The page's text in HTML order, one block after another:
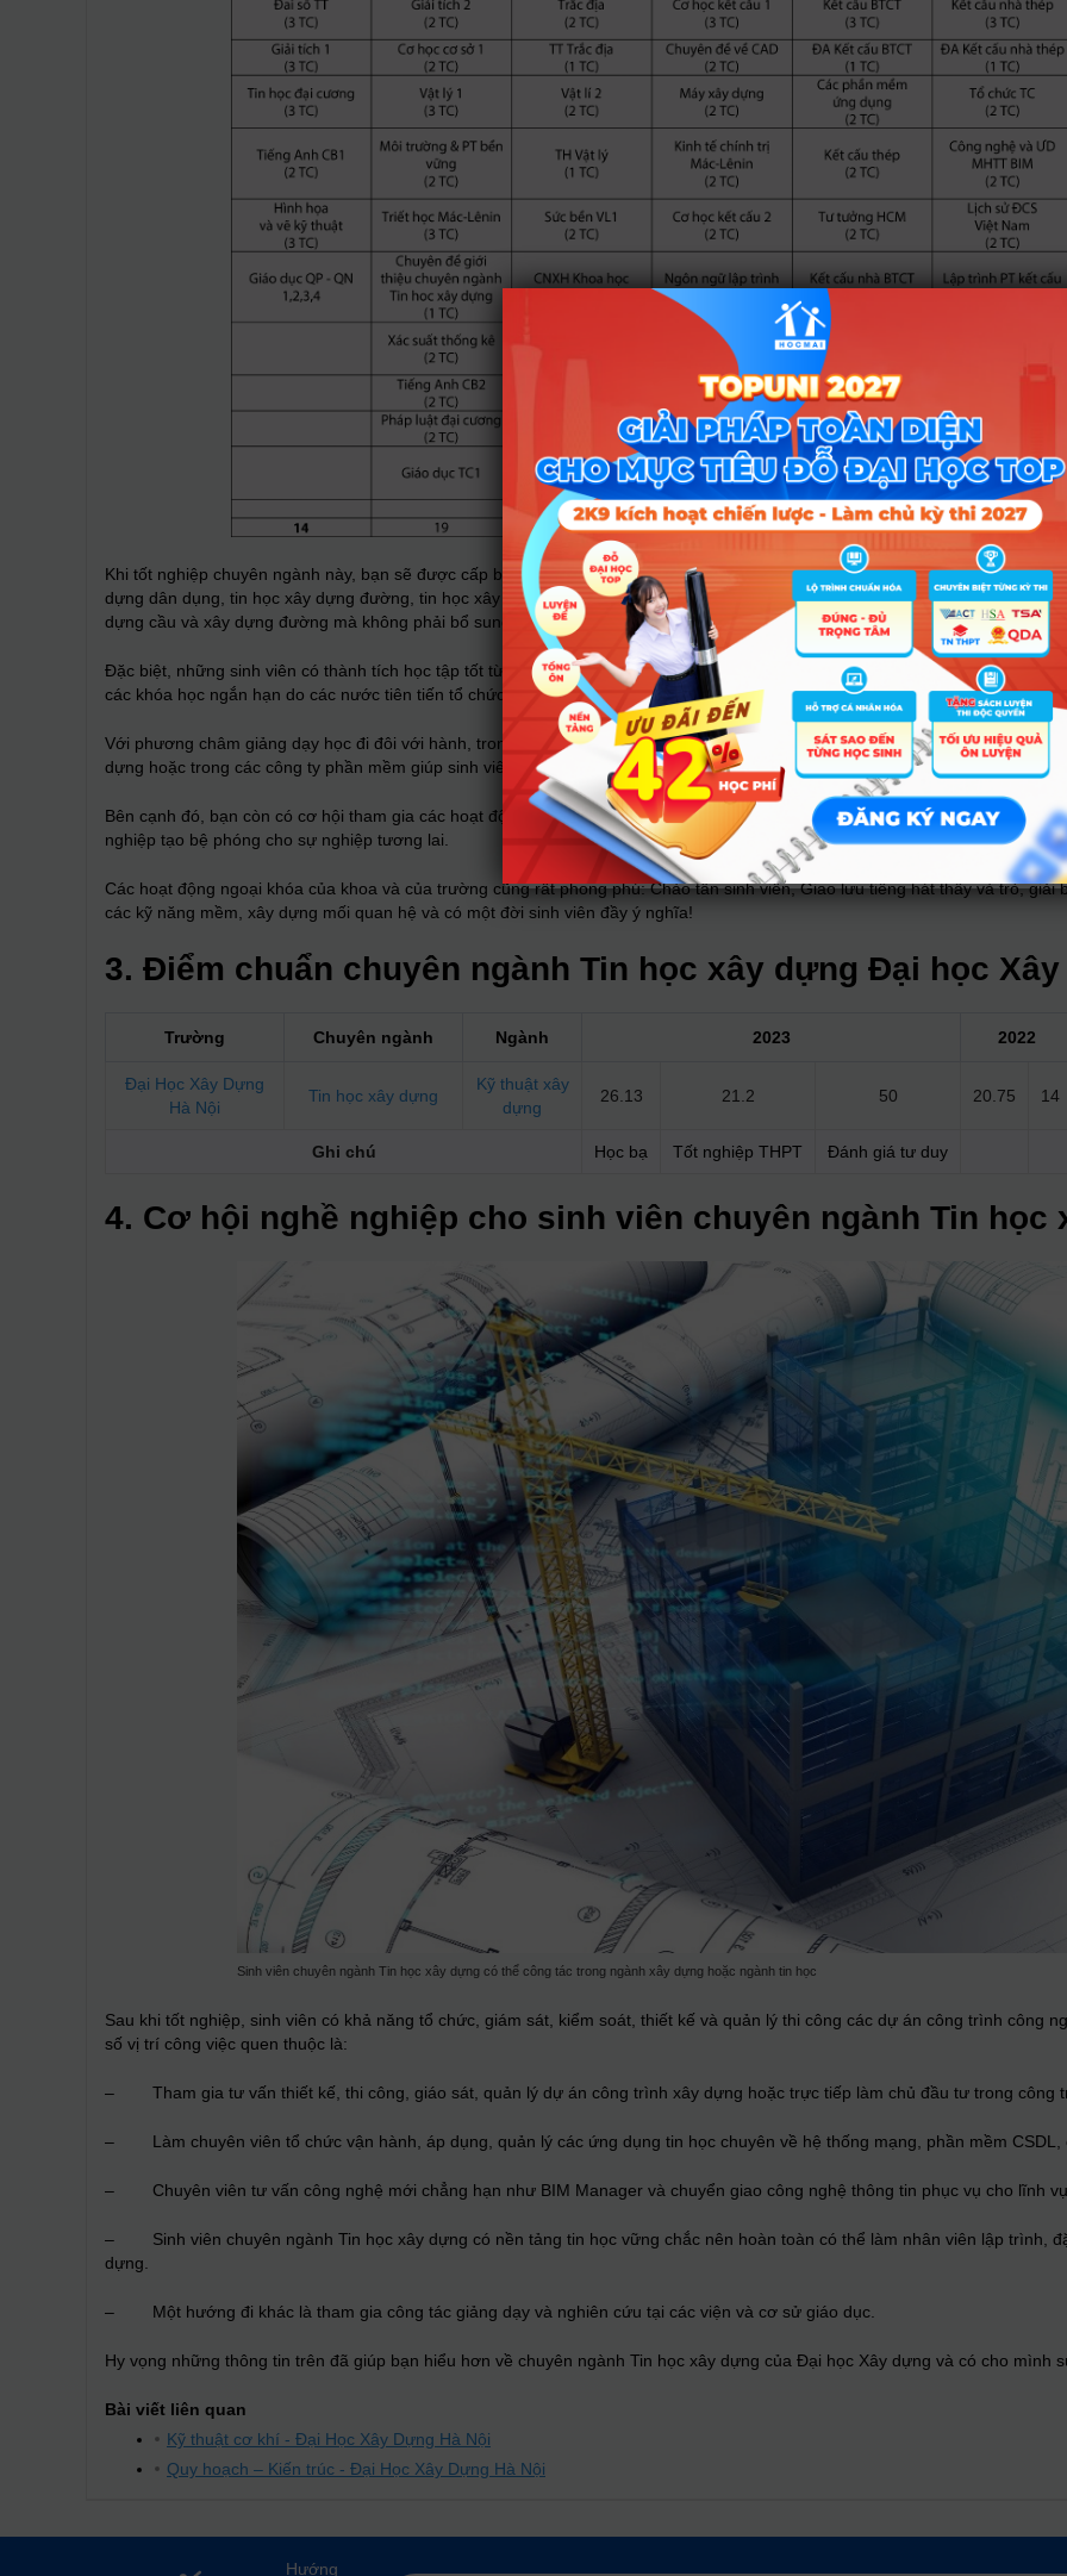
Khi tốt nghiệp chuyên ngành này, bạn sẽ được cấp bằng kỹ sư xây dựng ngành kỹ thuật công trình có kiến thức tổng hợp về
dựng dân dụng, tin học xây dựng đường, tin học xây dựng cầu, tin học xây dựng thủy điện. Đặc biệt, bạn có cơ hội theo học
dựng cầu và xây dựng đường mà không phải bổ sung thêm bất kỳ một môn học nào!
Đặc biệt, những sinh viên có thành tích học tập tốt từ năm học thứ nhất sẽ có cơ hội nhận học bổng hợp tác giữa Việt Nam
các khóa học ngắn hạn do các nước tiên tiến tổ chức, được tham gia trại hè sinh viên quốc tế,…
Với phương châm giảng dạy học đi đôi với hành, trong quá trình học tập, trường sẽ thường xuyên tổ chức cho sinh viên tham
dựng hoặc trong các công ty phần mềm giúp sinh viên rèn luyện khả năng thích nghi và xử lý công việc linh hoạt.
Bên cạnh đó, bạn còn có cơ hội tham gia các hoạt động nghiên cứu khoa học sinh viên dưới sự định hướng của các giảng
nghiệp tạo bệ phóng cho sự nghiệp tương lai.
Các hoạt động ngoại khóa của khoa và của trường cũng rất phong phú: Chào tân sinh viên, Giao lưu tiếng hát thầy và trò,
các kỹ năng mềm, xây dựng mối quan hệ và có một đời sinh viên đầy ý nghĩa!
3. Điểm chuẩn chuyên ngành Tin học xây dựng Đại học
Trường Chuyên ngành Ngành 2023 2022
Đại Học Xây Dựng
Hà Nội
Tin học xây dựng
Kỹ thuật xây
dựng
26.13 21.2 50 20.75 14
Ghi chú Học bạ Tốt nghiệp THPT Đánh giá tư duy
4. Cơ hội nghề nghiệp cho sinh viên chuyên ngành Tin học
Sinh viên chuyên ngành Tin học xây dựng có thể công tác trong ngành xây dựng hoặc ngành tin học
Sau khi tốt nghiệp, sinh viên có khả năng tổ chức, giám sát, kiểm soát, thiết kế và quản lý thi công các dự án công trình công
số vị trí công việc quen thuộc là:
– Tham gia tư vấn thiết kế, thi công, giáo sát, quản lý dự án công trình xây dựng hoặc trực tiếp làm chủ đầu tư trong công
– Làm chuyên viên tổ chức vận hành, áp dụng, quản lý các ứng dụng tin học chuyên về hệ thống mạng, phần mềm CSDL,
– Chuyên viên tư vấn công nghệ mới chẳng hạn như BIM Manager và chuyển giao công nghệ thông tin phục vụ cho lĩnh
– Sinh viên chuyên ngành Tin học xây dựng có nền tảng tin học vững chắc nên hoàn toàn có thể làm nhân viên lập trình,
dựng.
– Một hướng đi khác là tham gia công tác giảng dạy và nghiên cứu tại các viện và cơ sử giáo dục.
Hy vọng những thông tin trên đã giúp bạn hiểu hơn về chuyên ngành Tin học xây dựng của Đại học Xây dựng và có cho mình
Bài viết liên quan
Kỹ thuật cơ khí - Đại Học Xây Dựng Hà Nội
Quy hoạch – Kiến trúc - Đại Học Xây Dựng Hà Nội
Hướng